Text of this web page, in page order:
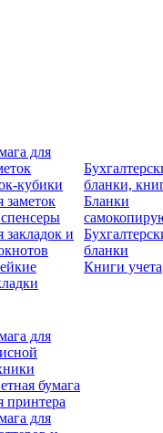
для
кубики
заметок
закладок и
бланки,
Бланки
бланки
Книги учета
для
бумага
принтера
для